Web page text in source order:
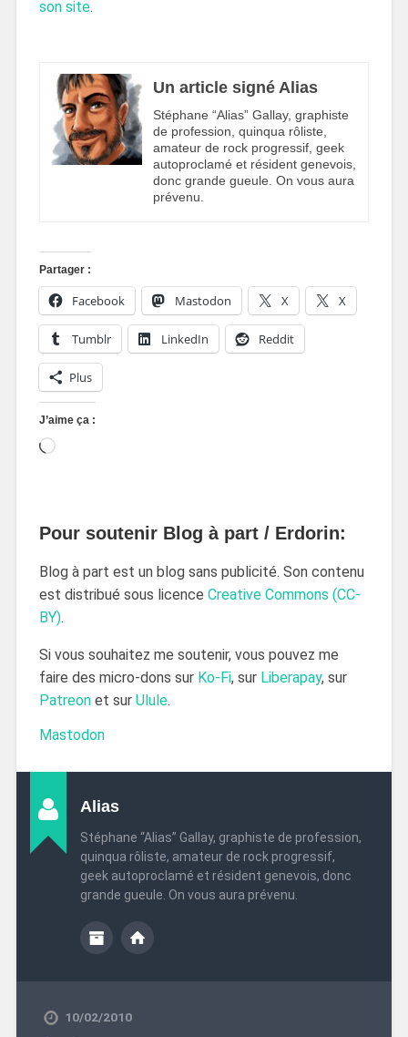
son site.
Un article signé Alias
Stéphane “Alias” Gallay, graphiste
de profession, quinqua rôliste,
amateur de rock progressif, geek
autoproclamé et résident genevois,
donc grande gueule. On vous aura
prévenu.
Partager :
Facebook Mastodon X X
Tumblr LinkedIn Reddit
Plus
J’aime ça :
Pour soutenir Blog à part / Erdorin:
Blog à part est un blog sans publicité. Son contenu
est distribué sous licence Creative Commons (CC-
BY).
Si vous souhaitez me soutenir, vous pouvez me
faire des micro-dons sur Ko-Fi, sur Liberapay, sur
Patreonet sur Ulule.
Mastodon
Alias
Stéphane “Alias” Gallay, graphiste de profession,
quinqua rôliste, amateur de rock progressif,
geek autoproclamé et résident genevois, donc
grande gueule. On vous aura prévenu.
10/02/2010